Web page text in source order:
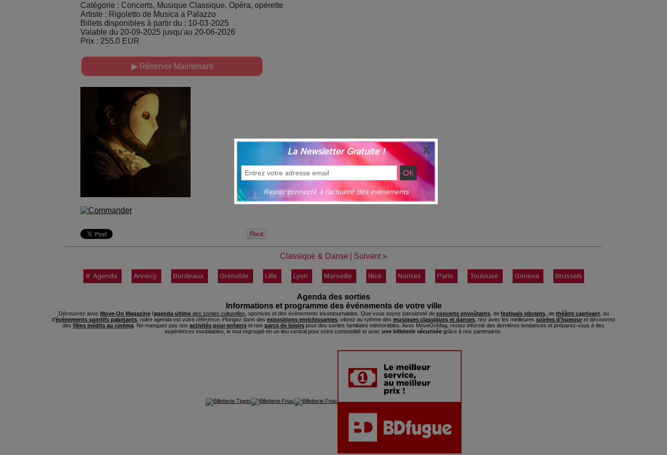
Catégorie : Concerts, Musique Classique, Opéra, opérette
Artiste : Rigoletto de Musica a Palazzo
Billets disponibles à partir du : 10-03-2025
Valable du 20-09-2025 jusqu'au 20-06-2026
Prix : 255.0 EUR
▶ Réserver Maintenant
Classique & Danse Suivant »
# Agenda Annecy Bordeaux Grenoble Lille Lyon Marseille Nice Nantes Paris Toulouse Geneva Brussels
Agenda des sorties
Informations et programme des événements de votre ville
Découvrez avec Move-On Magazinel'agenda ultimedes sorties culturelles , sportives et des événements incontournables. Que vous soyez passionné de concerts envoûtants, de festivals vibrants, de théâtre captivant, ou
d'événements sportifs palpitants , notre agenda est votre référence. Plongez dans des expositions enrichissantes , vibrez au rythme des musiques classiques et danses , riez avec les meilleures soirées d'humour et découvrez
des films inédits au cinéma . Ne manquez pas nos activités pour enfants et nos parcs de loisirs pour des sorties familiales mémorables. Avec MoveOnMag, restez informé des dernières tendances et préparez-vous à des
expériences inoubliables, le tout regroupé en un lieu central pour votre commodité et avec une billeterie sécurisée grâce à nos partenaires.
La Newsletter Gratuite !
Restez connecté à l'actualité des événements